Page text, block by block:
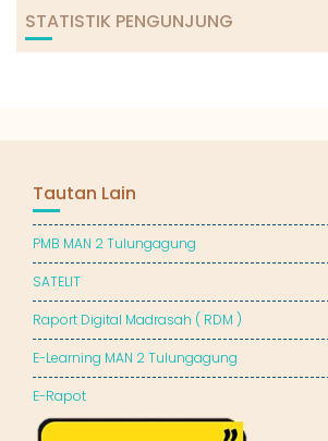
STATISTIK PENGUNJUNG
Tautan Lain
PMB MAN 2 Tulungagung
SATELIT
Raport Digital Madrasah ( RDM )
E-Learning MAN 2 Tulungagung
E-Rapot